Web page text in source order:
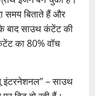
समय बिताते हैं और
के बाद साउथ कंटेंट की
का 80% वॉच
इंटरनेशनल” – साउथ